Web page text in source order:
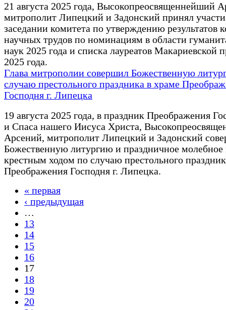
21 августа 2025 года, Высокопреосвященнейший
митрополит Липецкий и Задонский принял
заседании комитета по утверждению результатов
научных трудов по номинациям в области
наук 2025 года и списка лауреатов Макариевской
2025 года.
Глава митрополии совершил Божественную
случаю престольного праздника в храме
Господня г. Липецка
19 августа 2025 года, в праздник Преображения
и Спаса нашего Иисуса Христа,
Арсений, митрополит Липецкий и Задонский
Божественную литургию и праздничное молебное
крестным ходом по случаю престольного
Преображения Господня г. Липецка.
Страницы
« первая
‹ предыдущая
…
13
14
15
16
17
18
19
20